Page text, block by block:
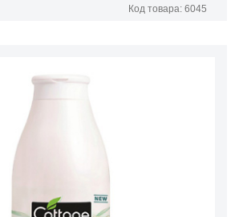
Код товара: 6045